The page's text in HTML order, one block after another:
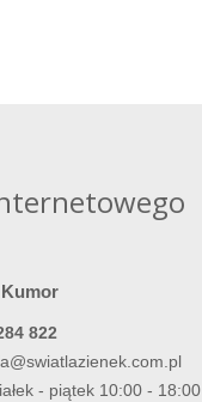
822
- piątek 10:00 - 18:00